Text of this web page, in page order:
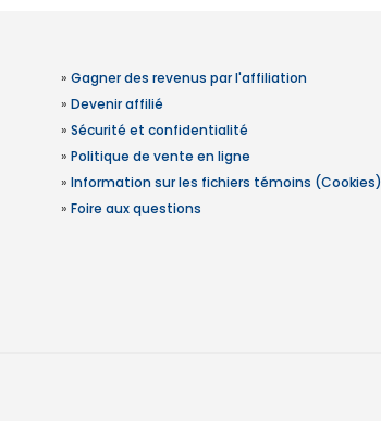
» Gagner des revenus par l'affiliation
» Devenir affilié
» Sécurité et confidentialité
» Politique de vente en ligne
» Information sur les fichiers témoins (Cookies)
» Foire aux questions